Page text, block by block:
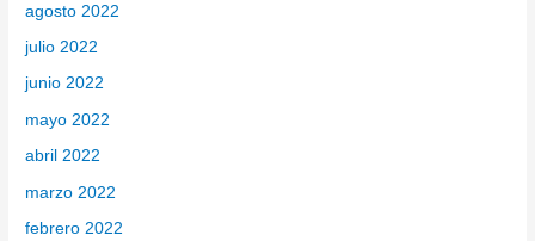
agosto 2022
julio 2022
junio 2022
mayo 2022
abril 2022
marzo 2022
febrero 2022